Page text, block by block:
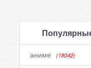
аниме (18042)